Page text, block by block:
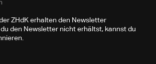
ZHdK erhalten den Newsletter
den Newsletter nicht erhältst, kannst du